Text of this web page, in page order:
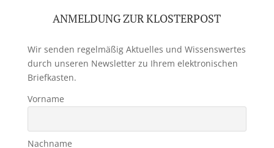
ANMELDUNG ZUR KLOSTERPOST
Wir senden regelmäßig Aktuelles und Wissenswertes
durch unseren Newsletter zu Ihrem elektronischen
Briefkasten.
Vorname
Nachname